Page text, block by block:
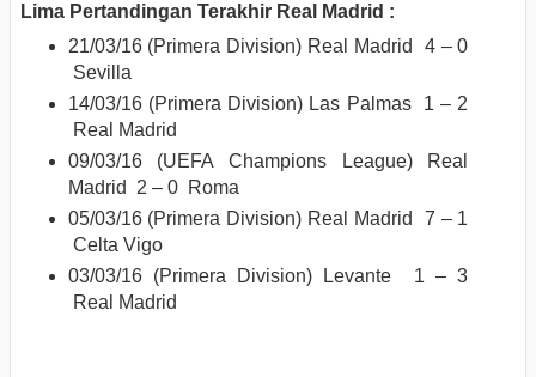
Lima Pertandingan Terakhir Real Madrid :
21/03/16 (Primera Division) Real Madrid 4 – 0
Sevilla
14/03/16 (Primera Division) Las Palmas 1 – 2
Real Madrid
09/03/16 (UEFA Champions League) Real
Madrid 2 – 0 Roma
05/03/16 (Primera Division) Real Madrid 7 – 1
Celta Vigo
03/03/16 (Primera Division) Levante 1 – 3
Real Madrid